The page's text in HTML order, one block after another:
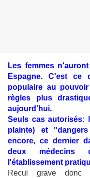
Les femmes
Espagne. C'est
populaire au
règles plus
aujourd'hui.
Seuls cas autorisés:
plainte) et
encore, ce dernier
deux médecins
l'établissement
Recul grave donc